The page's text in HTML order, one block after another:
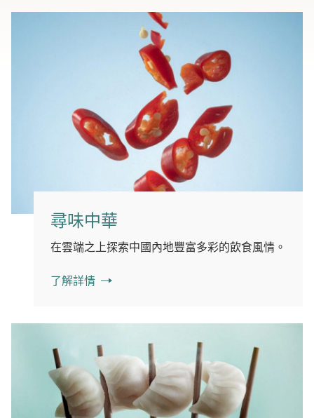
尋味中華
在雲端之上探索中國內地豐富多彩的飲食風情。
了解詳情